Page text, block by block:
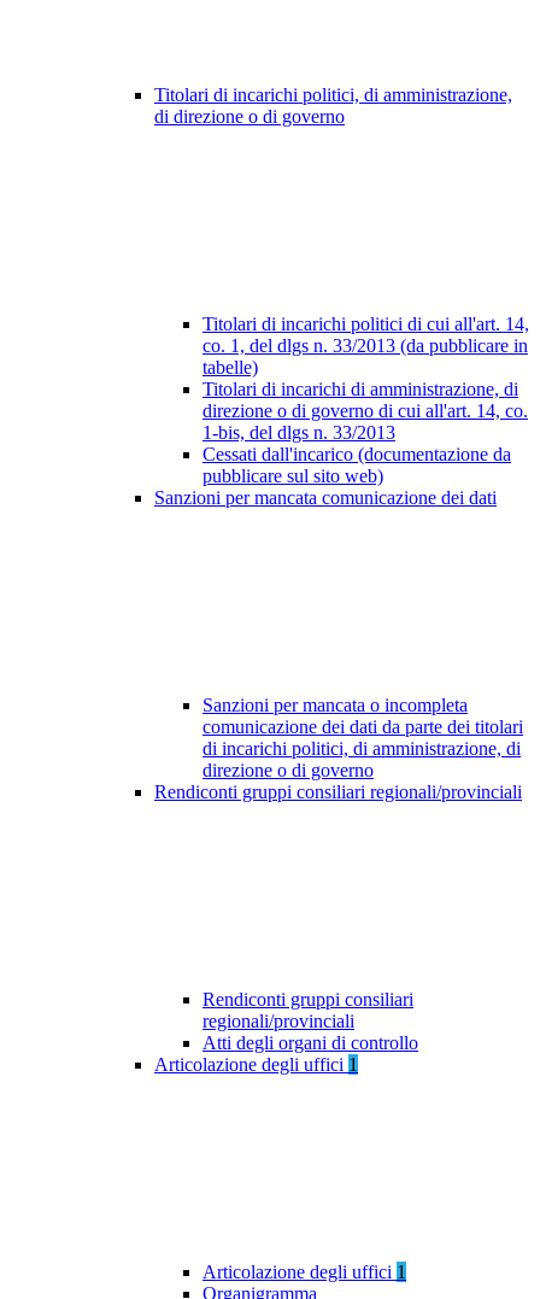
Titolari di incarichi politici, di amministrazione,
di direzione o di governo
Titolari di incarichi politici di cui all'art. 14,
co. 1, del dlgs n. 33/2013 (da pubblicare in
tabelle)
Titolari di incarichi di amministrazione, di
direzione o di governo di cui all'art. 14, co.
1-bis, del dlgs n. 33/2013
Cessati dall'incarico (documentazione da
pubblicare sul sito web)
Sanzioni per mancata comunicazione dei dati
Sanzioni per mancata o incompleta
comunicazione dei dati da parte dei titolari
di incarichi politici, di amministrazione, di
direzione o di governo
Rendiconti gruppi consiliari regionali/provinciali
Rendiconti gruppi consiliari
regionali/provinciali
Atti degli organi di controllo
Articolazione degli uffici 1
Articolazione degli uffici 1
Organigramma